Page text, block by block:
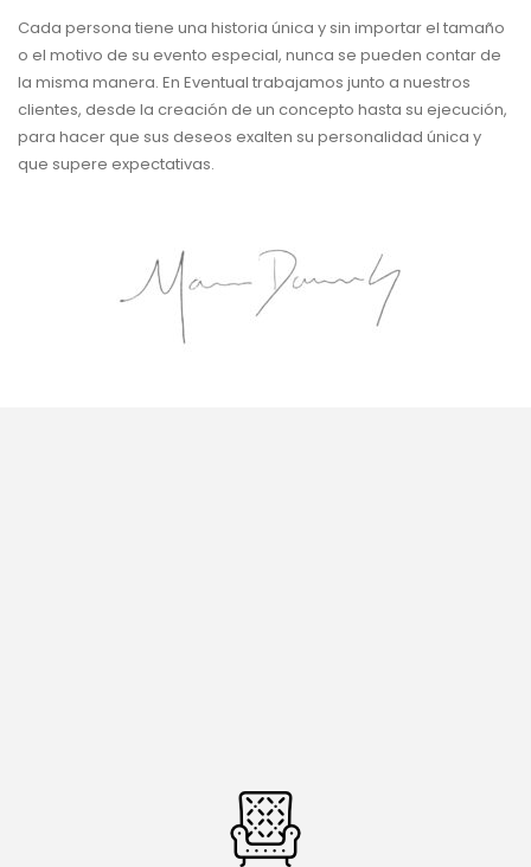
Cada persona tiene una historia única y sin importar el tamaño
o el motivo de su evento especial, nunca se pueden contar de
la misma manera. En Eventual trabajamos junto a nuestros
clientes, desde la creación de un concepto hasta su ejecución,
para hacer que sus deseos exalten su personalidad única y
que supere expectativas.